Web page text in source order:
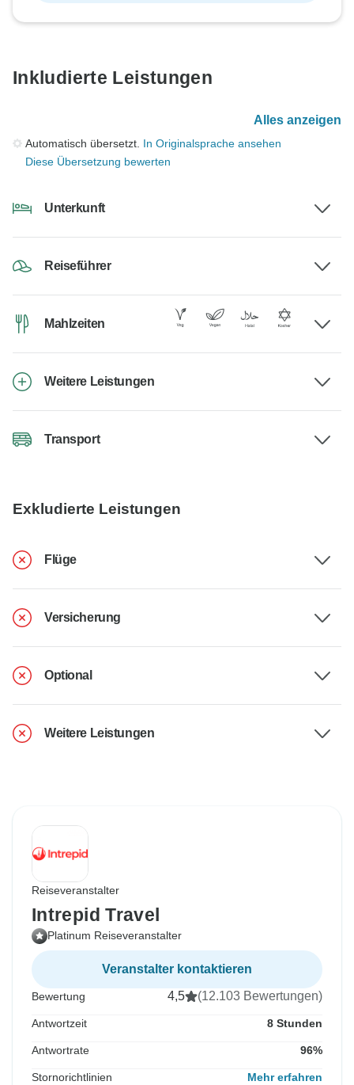
Inkludierte Leistungen
Alles anzeigen
Automatisch übersetzt. In Originalsprache ansehen
Diese Übersetzung bewerten
Unterkunft
Reiseführer
Mahlzeiten
Weitere Leistungen
Transport
Exkludierte Leistungen
Flüge
Versicherung
Optional
Weitere Leistungen
Reiseveranstalter
Intrepid Travel
Platinum Reiseveranstalter
Veranstalter kontaktieren
Bewertung 4,5 (12.103 Bewertungen)
Antwortzeit 8 Stunden
Antwortrate 96%
Stornorichtlinien Mehr erfahren